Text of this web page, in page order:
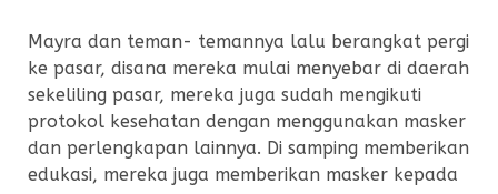
Mayra dan teman- temannya lalu berangkat pergi
ke pasar, disana mereka mulai menyebar di daerah
sekeliling pasar, mereka juga sudah mengikuti
protokol kesehatan dengan menggunakan masker
dan perlengkapan lainnya. Di samping memberikan
edukasi, mereka juga memberikan masker kepada